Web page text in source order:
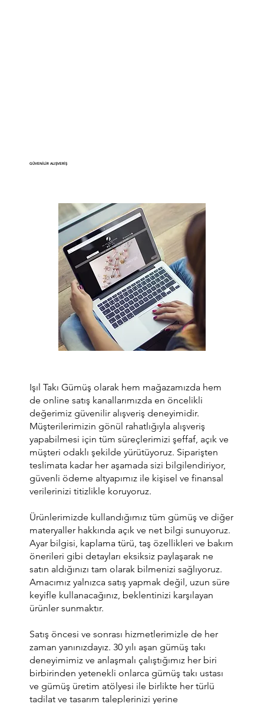
GÜVENİLİR ALIŞVERİŞ
Işıl Takı Gümüş olarak hem mağazamızda hem
de online satış kanallarımızda en öncelikli
değerimiz güvenilir alışveriş deneyimidir.
Müşterilerimizin gönül rahatlığıyla alışveriş
yapabilmesi için tüm süreçlerimizi şeffaf, açık ve
müşteri odaklı şekilde yürütüyoruz. Siparişten
teslimata kadar her aşamada sizi bilgilendiriyor,
güvenli ödeme altyapımız ile kişisel ve finansal
verilerinizi titizlikle koruyoruz.
Ürünlerimizde kullandığımız tüm gümüş ve diğer
materyaller hakkında açık ve net bilgi sunuyoruz.
Ayar bilgisi, kaplama türü, taş özellikleri ve bakım
önerileri gibi detayları eksiksiz paylaşarak ne
satın aldığınızı tam olarak bilmenizi sağlıyoruz.
Amacımız yalnızca satış yapmak değil, uzun süre
keyifle kullanacağınız, beklentinizi karşılayan
ürünler sunmaktır.
Satış öncesi ve sonrası hizmetlerimizle de her
zaman yanınızdayız. 30 yılı aşan gümüş takı
deneyimimiz ve anlaşmalı çalıştığımız her biri
birbirinden yetenekli onlarca gümüş takı ustası
ve gümüş üretim atölyesi ile birlikte her türlü
tadilat ve tasarım taleplerinizi yerine